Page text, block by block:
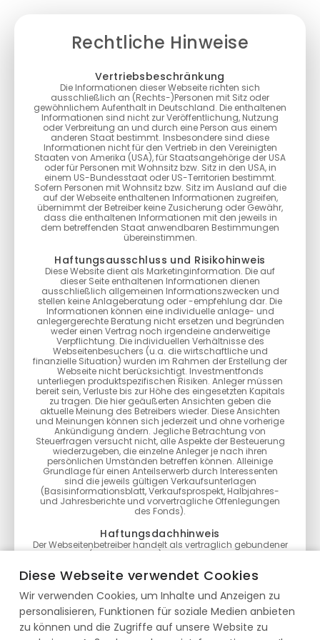
Diese Webseite verwendet Cookies
Wir verwenden Cookies, um Inhalte und Anzeigen zu
personalisieren, Funktionen für soziale Medien anbieten
zu können und die Zugriffe auf unsere Website zu
Rechtliche Hinweise
Vertriebsbeschränkung
Die Informationen dieser Webseite richten sich
ausschließlich an (Rechts-)Personen mit Sitz oder
gewöhnlichem Aufenthalt in Deutschland. Die enthaltenen
Informationen sind nicht zur Veröffentlichung, Nutzung
oder Verbreitung an und durch eine Person aus einem
anderen Staat bestimmt. Insbesondere sind diese
Informationen nicht für den Vertrieb in den Vereinigten
Staaten von Amerika (USA), für Staatsangehörige der USA
oder für Personen mit Wohnsitz bzw. Sitz in den USA, in
einem US-Bundesstaat oder US-Territorien bestimmt.
Sofern Personen mit Wohnsitz bzw. Sitz im Ausland auf die
auf der Webseite enthaltenen Informationen zugreifen,
übernimmt der Betreiber keine Zusicherung oder Gewähr,
dass die enthaltenen Informationen mit den jeweils in
dem betreffenden Staat anwendbaren Bestimmungen
übereinstimmen.
Haftungsausschluss und Risikohinweis
Diese Website dient als Marketinginformation. Die auf
dieser Seite enthaltenen Informationen dienen
ausschließlich allgemeinen Informationszwecken und
stellen keine Anlageberatung oder -empfehlung dar. Die
Informationen können eine individuelle anlage- und
anlegergerechte Beratung nicht ersetzen und begründen
weder einen Vertrag noch irgendeine anderweitige
Verpflichtung. Die individuellen Verhältnisse des
Webseitenbesuchers (u.a. die wirtschaftliche und
finanzielle Situation) wurden im Rahmen der Erstellung der
Webseite nicht berücksichtigt. Investmentfonds
unterliegen produktspezifischen Risiken. Anleger müssen
bereit sein, Verluste bis zur Höhe des eingesetzten Kapitals
zu tragen. Die hier geäußerten Ansichten geben die
aktuelle Meinung des Betreibers wieder. Diese Ansichten
und Meinungen können sich jederzeit und ohne vorherige
Ankündigung ändern. Jegliche Betrachtung von
Steuerfragen versucht nicht, alle Aspekte der Besteuerung
wiederzugeben, die einzelne Anleger je nach ihren
persönlichen Umständen betreffen können. Alleinige
Grundlage für einen Anteilserwerb durch Interessenten
sind die jeweils gültigen Verkaufsunterlagen
(Basisinformationsblatt, Verkaufsprospekt, Halbjahres-
und Jahresberichte und vorvertragliche Offenlegungen
des Fonds).
Haftungsdachhinweis
Der Webseitenbetreiber handelt als vertraglich gebundener
Vermittler (§ 3 Abs. 2 WpIG) im Auftrag, im Namen, für
Haftungsträgers BN & Partners Capital AG, Steinstraße 33,
Erbringung der Anlageberatung gemäß § 2 Abs. 2 Nr. 4
WpIG und der Anlagevermittlung gemäß § 2 Abs. 2 Nr. 3
WpIG eine entsprechende Erlaubnis der Bundesanstalt für
Finanzdienstleistungsaufsicht gemäß § 15 WpIG.